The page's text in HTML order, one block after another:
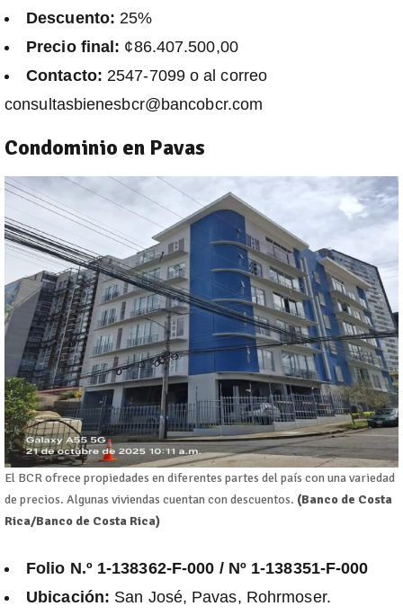
Descuento: 25%
Precio final: ¢86.407.500,00
Contacto: 2547-7099 o al correo
consultasbienesbcr@bancobcr.com
Condominio en Pavas
El BCR ofrece propiedades en diferentes partes del país con una variedad
de precios. Algunas viviendas cuentan con descuentos. (Banco de Costa
Rica/Banco de Costa Rica)
Folio N.º 1-138362-F-000 / Nº 1-138351-F-000
Ubicación: San José, Pavas, Rohrmoser.